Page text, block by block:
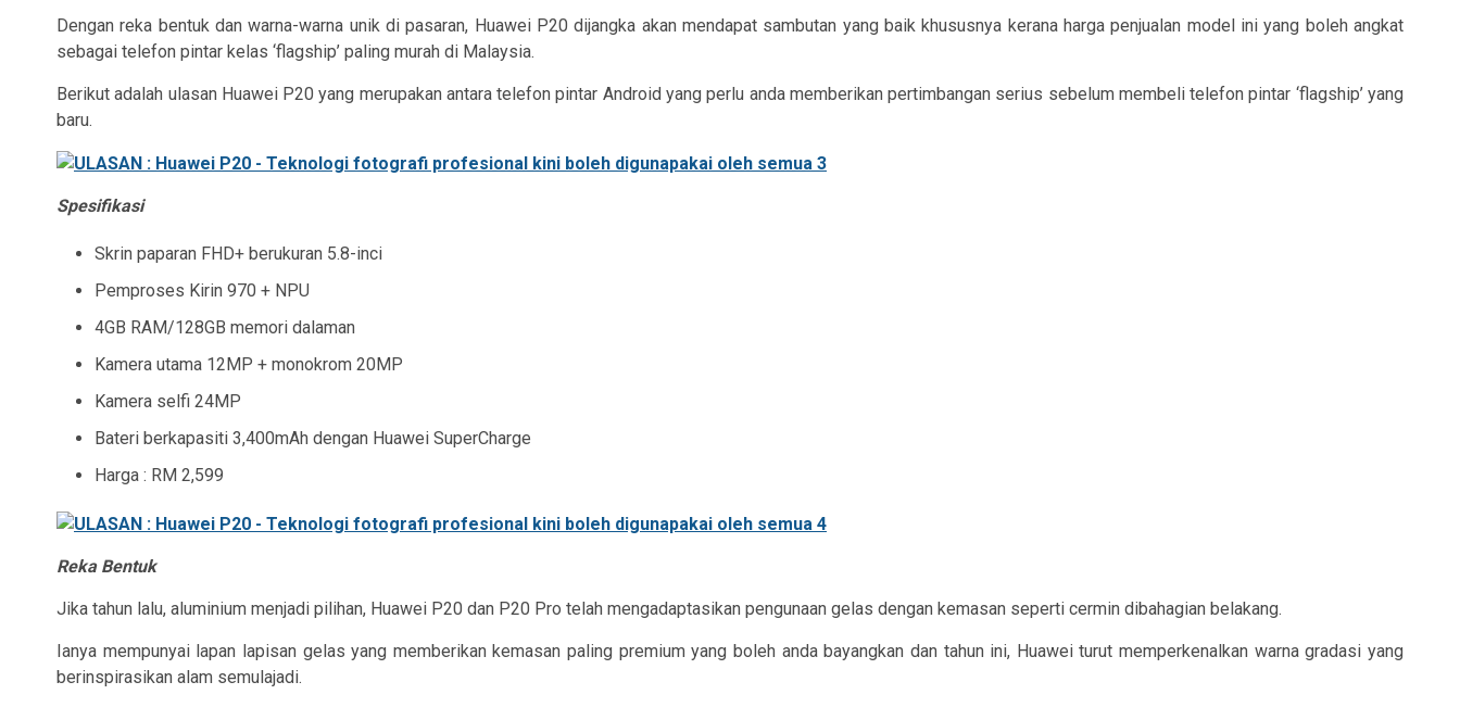
Dengan reka bentuk dan warna-warna unik di pasaran, Huawei P20 dijangka akan mendapat sambutan yang baik khususnya kerana harga penjualan model ini yang boleh angkat
sebagai telefon pintar kelas ‘flagship’ paling murah di Malaysia.
Berikut adalah ulasan Huawei P20 yang merupakan antara telefon pintar Android yang perlu anda memberikan pertimbangan serius sebelum membeli telefon pintar ‘flagship’ yang
baru.
Spesifikasi
Skrin paparan FHD+ berukuran 5.8-inci
Pemproses Kirin 970 + NPU
4GB RAM/128GB memori dalaman
Kamera utama 12MP + monokrom 20MP
Kamera selfi 24MP
Bateri berkapasiti 3,400mAh dengan Huawei SuperCharge
Harga : RM 2,599
Reka Bentuk
Jika tahun lalu, aluminium menjadi pilihan, Huawei P20 dan P20 Pro telah mengadaptasikan pengunaan gelas dengan kemasan seperti cermin dibahagian belakang.
Ianya mempunyai lapan lapisan gelas yang memberikan kemasan paling premium yang boleh anda bayangkan dan tahun ini, Huawei turut memperkenalkan warna gradasi yang
berinspirasikan alam semulajadi.